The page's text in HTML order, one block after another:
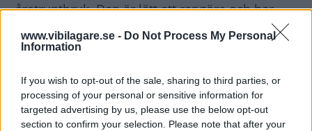
www.vibilagare.se - Do Not Process My Personal
Information
If you wish to opt-out of the sale, sharing to third parties, or
processing of your personal or sensitive information for
targeted advertising by us, please use the below opt-out
section to confirm your selection. Please note that after your
åretruntbruk. Den är lätt att rengöra och har
dessutom ett mönster med hundben.
därför finns en vadderad hundsäng ovanpå
golvet och dessutom är väggarna i hundkojan
mjuka. Honda meddelar också att det finns en